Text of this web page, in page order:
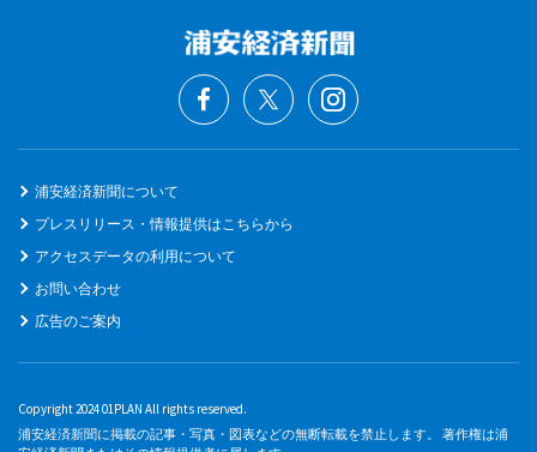
浦安経済新聞について
プレスリリース・情報提供はこちらから
アクセスデータの利用について
お問い合わせ
広告のご案内
Copyright 2024 01PLAN All rights reserved.
浦安経済新聞に掲載の記事・写真・図表などの無断転載を禁止します。 著作権は浦